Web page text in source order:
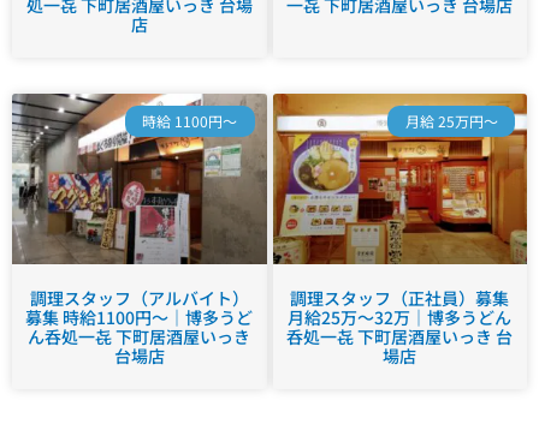
店
時給 1100円～
調理スタッフ（アルバイト）
募集 時給1100円～｜博多うど
ん呑処一㐂 下町居酒屋いっき
台場店
月給 25万円～
調理スタッフ（正社員）募集
月給25万～32万｜博多うどん
呑処一㐂 下町居酒屋いっき 台
場店